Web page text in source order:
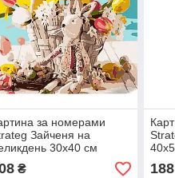
за номерами
Зайченя на
30х40 см
₴ 188